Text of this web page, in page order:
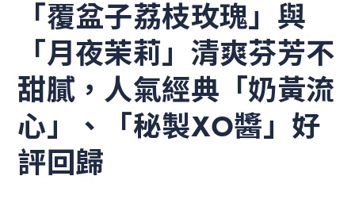
「覆盆子荔枝玫瑰」與
「月夜茉莉」清爽芬芳不
甜膩，人氣經典「奶黃流
心」、「秘製XO醬」好
評回歸